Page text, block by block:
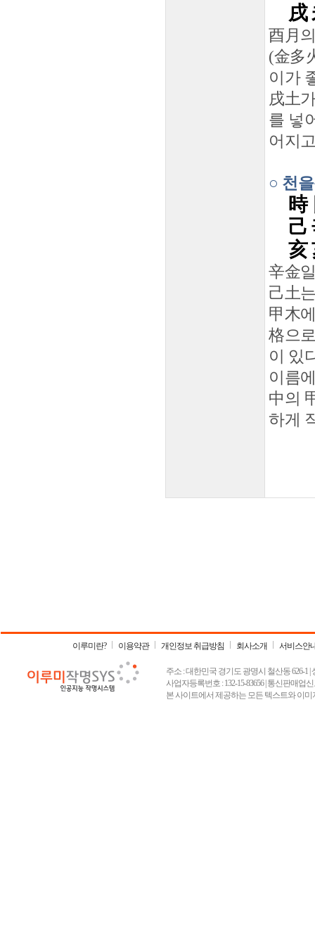
戌
酉月
(金多
이가
戌土
를 넣
어지
○ 천
時
己
亥
辛金
己土
甲木
格으
이 있
이름
中의
하게
이루미란? 이용약관 개인정보 취급방침 회사소개 서비스안
주소 : 대한민국 경기도 광명시 철산동 626-1 |
사업자등록번호 : 132-15-83656 | 통신판매업
본 사이트에서 제공하는 모든 텍스트와 이